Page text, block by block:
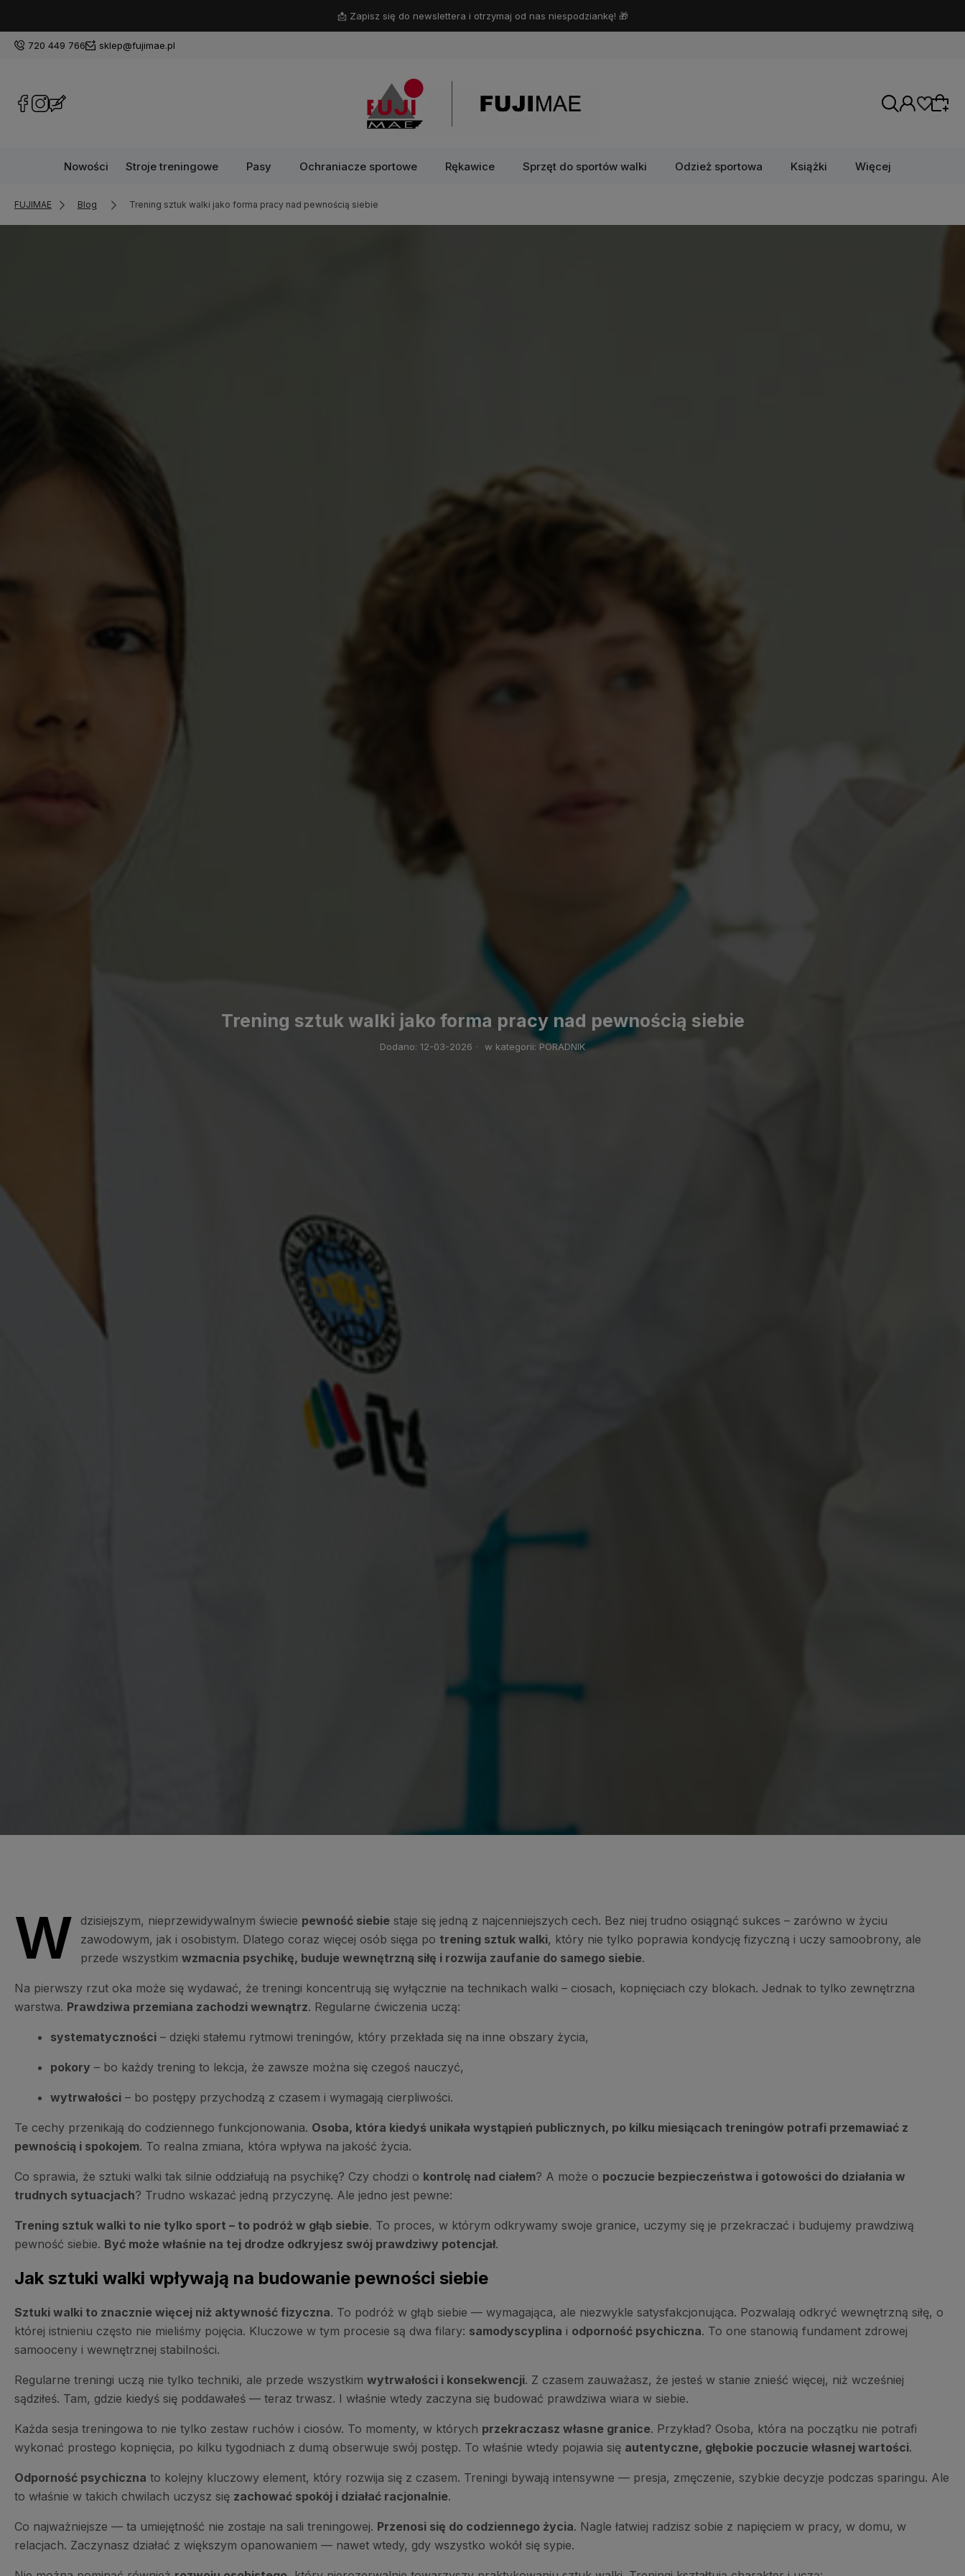
📩 Zapisz się do newslettera i otrzymaj od nas niespodziankę! 🎁
720 449 766 sklep@fujimae.pl
Nowości Stroje treningowe Pasy Ochraniacze sportowe Rękawice Sprzęt do sportów walki Odzież sportowa Książki Więcej
FUJIMAE Blog Trening sztuk walki jako forma pracy nad pewnością siebie
Trening sztuk walki jako forma pracy nad pewnością siebie
Dodano: 12-03-2026 · w kategorii: PORADNIK
W dzisiejszym, nieprzewidywalnym świecie pewność siebie staje się jedną z najcenniejszych cech. Bez niej trudno osiągnąć sukces – zarówno w życiu
zawodowym, jak i osobistym. Dlatego coraz więcej osób sięga po trening sztuk walki, który nie tylko poprawia kondycję fizyczną i uczy samoobrony, ale
przede wszystkim wzmacnia psychikę, buduje wewnętrzną siłę i rozwija zaufanie do samego siebie.
Na pierwszy rzut oka może się wydawać, że treningi koncentrują się wyłącznie na technikach walki – ciosach, kopnięciach czy blokach. Jednak to tylko zewnętrzna
warstwa. Prawdziwa przemiana zachodzi wewnątrz. Regularne ćwiczenia uczą:
systematyczności – dzięki stałemu rytmowi treningów, który przekłada się na inne obszary życia,
pokory – bo każdy trening to lekcja, że zawsze można się czegoś nauczyć,
wytrwałości – bo postępy przychodzą z czasem i wymagają cierpliwości.
Te cechy przenikają do codziennego funkcjonowania. Osoba, która kiedyś unikała wystąpień publicznych, po kilku miesiącach treningów potrafi przemawiać z
pewnością i spokojem. To realna zmiana, która wpływa na jakość życia.
Co sprawia, że sztuki walki tak silnie oddziałują na psychikę? Czy chodzi o kontrolę nad ciałem? A może o poczucie bezpieczeństwa i gotowości do działania w
trudnych sytuacjach? Trudno wskazać jedną przyczynę. Ale jedno jest pewne:
Trening sztuk walki to nie tylko sport – to podróż w głąb siebie. To proces, w którym odkrywamy swoje granice, uczymy się je przekraczać i budujemy prawdziwą
pewność siebie. Być może właśnie na tej drodze odkryjesz swój prawdziwy potencjał.
Jak sztuki walki wpływają na budowanie pewności siebie
Sztuki walki to znacznie więcej niż aktywność fizyczna. To podróż w głąb siebie — wymagająca, ale niezwykle satysfakcjonująca. Pozwalają odkryć wewnętrzną siłę, o
której istnieniu często nie mieliśmy pojęcia. Kluczowe w tym procesie są dwa filary: samodyscyplina i odporność psychiczna. To one stanowią fundament zdrowej
samooceny i wewnętrznej stabilności.
Regularne treningi uczą nie tylko techniki, ale przede wszystkim wytrwałości i konsekwencji. Z czasem zauważasz, że jesteś w stanie znieść więcej, niż wcześniej
sądziłeś. Tam, gdzie kiedyś się poddawałeś — teraz trwasz. I właśnie wtedy zaczyna się budować prawdziwa wiara w siebie.
Każda sesja treningowa to nie tylko zestaw ruchów i ciosów. To momenty, w których przekraczasz własne granice. Przykład? Osoba, która na początku nie potrafi
wykonać prostego kopnięcia, po kilku tygodniach z dumą obserwuje swój postęp. To właśnie wtedy pojawia się autentyczne, głębokie poczucie własnej wartości.
Odporność psychiczna to kolejny kluczowy element, który rozwija się z czasem. Treningi bywają intensywne — presja, zmęczenie, szybkie decyzje podczas sparingu. Ale
to właśnie w takich chwilach uczysz się zachować spokój i działać racjonalnie.
Co najważniejsze — ta umiejętność nie zostaje na sali treningowej. Przenosi się do codziennego życia. Nagle łatwiej radzisz sobie z napięciem w pracy, w domu, w
relacjach. Zaczynasz działać z większym opanowaniem — nawet wtedy, gdy wszystko wokół się sypie.